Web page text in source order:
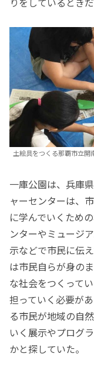
土絵具をつくる那覇市立開
一庫公園は、兵庫
ャーセンターは、
に学んでいくため
ンターやミュージ
示などで市民に伝
は市民自らが身の
な社会をつくって
担っていく必要が
る市民が地域の自
いく展示やプログ
かと探していた。